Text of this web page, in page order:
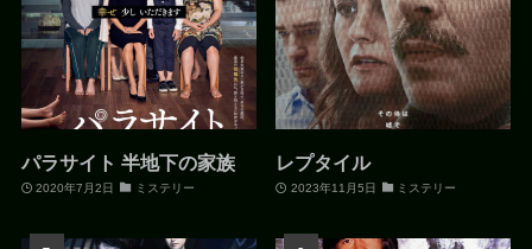
パラサイト 半地下の家族
2020年7月2日 ミステリー
レプタイル
2023年11月5日 ミステリー